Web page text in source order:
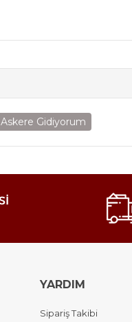
Askere Gidiyorum
YARDIM
Sipariş Takibi